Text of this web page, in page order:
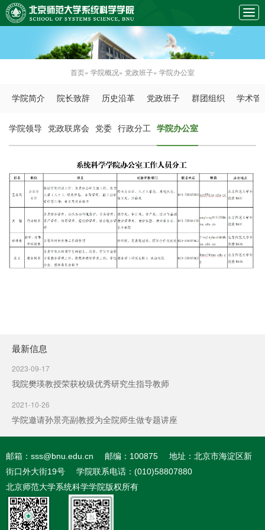
首页» 学院概况» 党政班子» 学院办公室
学院简介 院长致辞 历史沿革 党政班子 群团组织 学术管
学院领导 党政联席会 党委 行政分工 学院办公室
最新信息
2023-09-17
我院樊瑛教授荣获校级优秀研究生指导教师
2021-10-26
学院邀请孙景亮副教授为全院师生做专题讲座
邮箱：sss@bnu.edu.cn 邮编：100875
地址：北京市海淀区新
街口外大街19号
学院联系电话：(010)58807880
北京师范大学系统科学学院版权所有